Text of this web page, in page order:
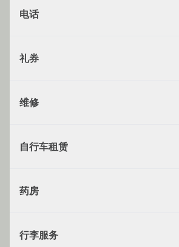
电话
礼券
维修
自行车租赁
药房
行李服务